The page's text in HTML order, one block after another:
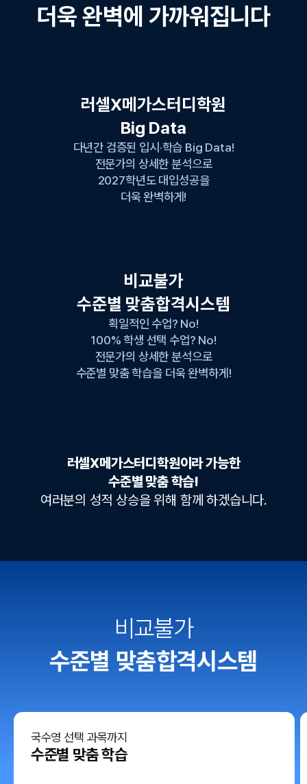
더욱 완벽에 가까워집니다
러셀X메가스터디학원
Big Data
다년간 검증된 입시·학습 Big Data!
전문가의 상세한 분석으로
2027학년도 대입성공을
더욱 완벽하게!
비교불가
수준별 맞춤합격시스템
획일적인 수업? No!
100% 학생 선택 수업? No!
전문가의 상세한 분석으로
수준별 맞춤 학습을 더욱 완벽하게!
러셀X메가스터디학원이라 가능한
수준별 맞춤 학습!
여러분의 성적 상승을 위해 함께 하겠습니다.
비교불가
수준별 맞춤합격시스템
국수영 선택 과목까지
수준별 맞춤 학습